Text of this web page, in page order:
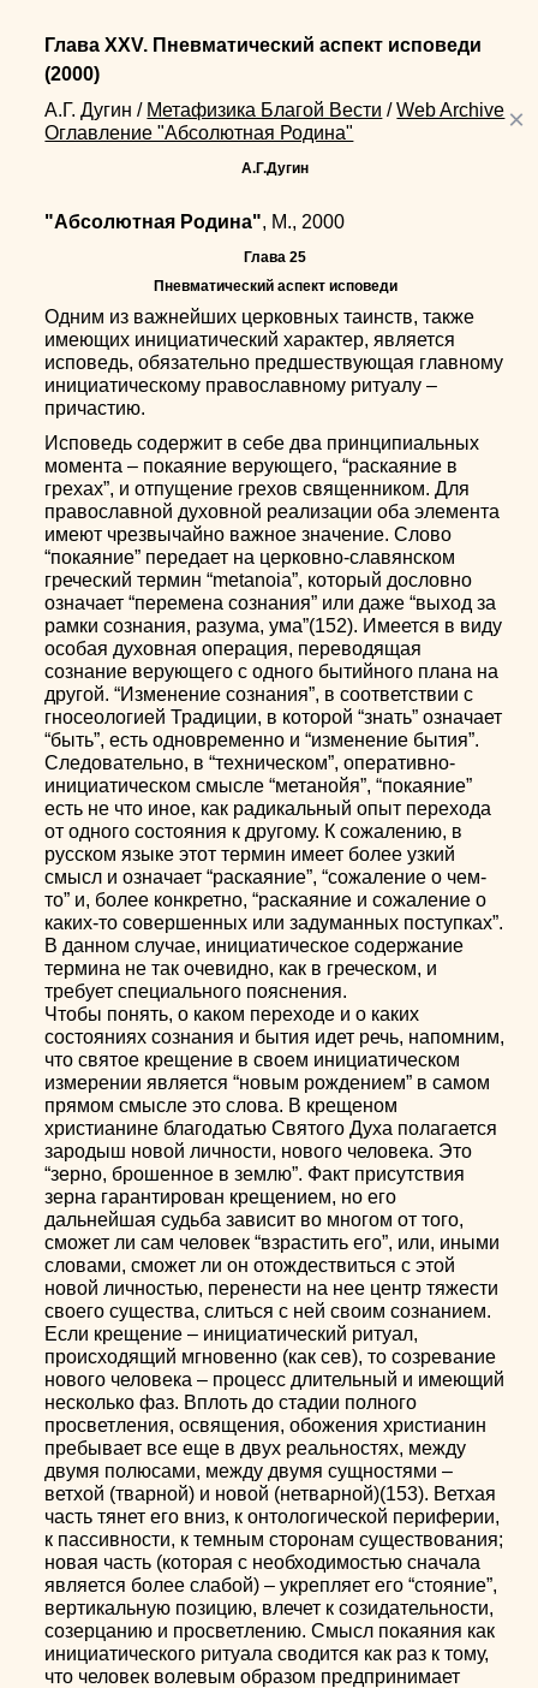
×
Глава XXV. Пневматический аспект исповеди
(2000)
А.Г. Дугин / Метафизика Благой Вести / Web Archive
Оглавление "Абсолютная Родина"
А.Г.Дугин
"Абсолютная Родина", М., 2000
Глава 25
Пневматический аспект исповеди
Одним из важнейших церковных таинств, также
имеющих инициатический характер, является
исповедь, обязательно предшествующая главному
инициатическому православному ритуалу –
причастию.
Исповедь содержит в себе два принципиальных
момента – покаяние верующего, “раскаяние в
грехах”, и отпущение грехов священником. Для
православной духовной реализации оба элемента
имеют чрезвычайно важное значение. Слово
“покаяние” передает на церковно-славянском
греческий термин “metanoia”, который дословно
означает “перемена сознания” или даже “выход за
рамки сознания, разума, ума”(152). Имеется в виду
особая духовная операция, переводящая
сознание верующего с одного бытийного плана на
другой. “Изменение сознания”, в соответствии с
гносеологией Традиции, в которой “знать” означает
“быть”, есть одновременно и “изменение бытия”.
Следовательно, в “техническом”, оперативно-
инициатическом смысле “метанойя”, “покаяние”
есть не что иное, как радикальный опыт перехода
от одного состояния к другому. К сожалению, в
русском языке этот термин имеет более узкий
смысл и означает “раскаяние”, “сожаление о чем-
то” и, более конкретно, “раскаяние и сожаление о
каких-то совершенных или задуманных поступках”.
В данном случае, инициатическое содержание
термина не так очевидно, как в греческом, и
требует специального пояснения.
Чтобы понять, о каком переходе и о каких
состояниях сознания и бытия идет речь, напомним,
что святое крещение в своем инициатическом
измерении является “новым рождением” в самом
прямом смысле это слова. В крещеном
христианине благодатью Святого Духа полагается
зародыш новой личности, нового человека. Это
“зерно, брошенное в землю”. Факт присутствия
зерна гарантирован крещением, но его
дальнейшая судьба зависит во многом от того,
сможет ли сам человек “взрастить его”, или, иными
словами, сможет ли он отождествиться с этой
новой личностью, перенести на нее центр тяжести
своего существа, слиться с ней своим сознанием.
Если крещение – инициатический ритуал,
происходящий мгновенно (как сев), то созревание
нового человека – процесс длительный и имеющий
несколько фаз. Вплоть до стадии полного
просветления, освящения, обожения христианин
пребывает все еще в двух реальностях, между
двумя полюсами, между двумя сущностями –
ветхой (тварной) и новой (нетварной)(153). Ветхая
часть тянет его вниз, к онтологической периферии,
к пассивности, к темным сторонам существования;
новая часть (которая с необходимостью сначала
является более слабой) – укрепляет его “стояние”,
вертикальную позицию, влечет к созидательности,
созерцанию и просветлению. Смысл покаяния как
инициатического ритуала сводится как раз к тому,
что человек волевым образом предпринимает